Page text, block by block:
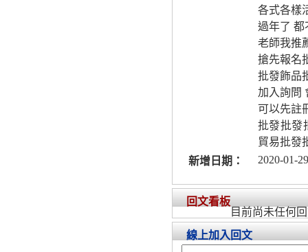
各式各樣
過年了 都
老師我推
搶先報名
批發飾品
加入詢問
可以先註
批發批發
貿易批發
新增日期：
2020-01-
回文看板
目前尚未任何
線上加入回文